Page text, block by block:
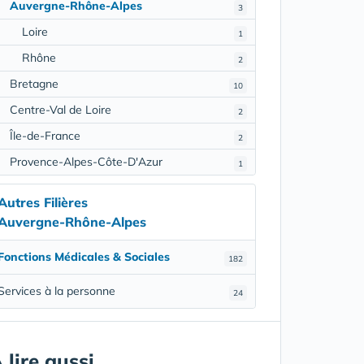
3
Auvergne-Rhône-Alpes
1
Loire
2
Rhône
10
Bretagne
2
Centre-Val de Loire
2
Île-de-France
1
Provence-Alpes-Côte-D'Azur
Filières
Rhône-Alpes
182
Médicales & Sociales
24
à la personne